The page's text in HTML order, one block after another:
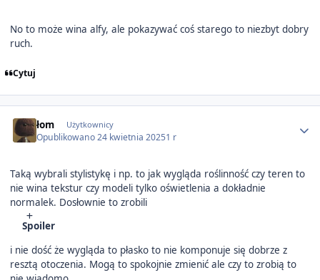
No to może wina alfy, ale pokazywać coś starego to niezbyt dobry
ruch.
Cytuj
łom Użytkownicy
Opublikowano24 kwietnia 20251 r
Taką wybrali stylistykę i np. to jak wygląda roślinność czy teren to
nie wina tekstur czy modeli tylko oświetlenia a dokładnie
normalek. Dosłownie to zrobili
Spoiler
i nie dość że wygląda to płasko to nie komponuje się dobrze z
resztą otoczenia. Mogą to spokojnie zmienić ale czy to zrobią to